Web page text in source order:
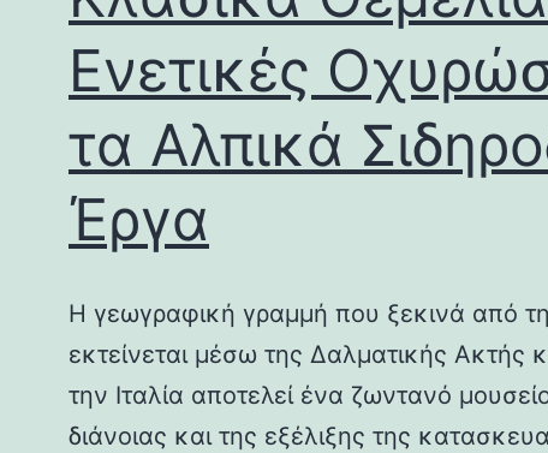
Ενετικές
τα Αλπικά
Έργα
Η γεωγραφική γραμμή που ξεκινά από
εκτείνεται μέσω της Δαλματικής Ακτής
την Ιταλία αποτελεί ένα ζωντανό
διάνοιας και της εξέλιξης της